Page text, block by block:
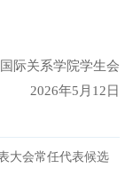
国际关系学院学生会
2026年5 月 12 日
大会常任代表候选